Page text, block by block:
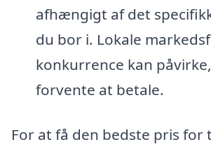
afhængigt af det
du bor i. Lokale
konkurrence kan
forvente at betale.
For at få den bedste pris for